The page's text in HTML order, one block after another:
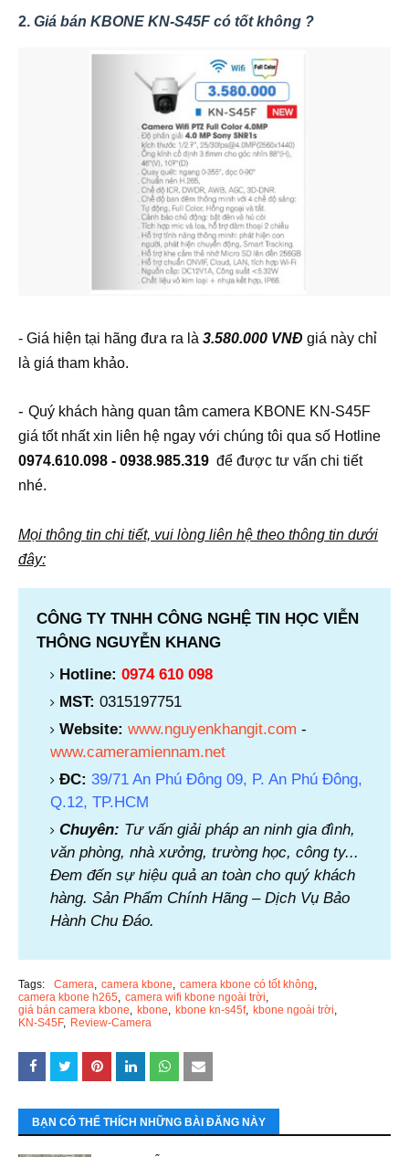
2. Giá bán KBONE KN-S45F có tốt không ?
- Giá hiện tại hãng đưa ra là 3.580.000 VNĐ giá này chỉ
là giá tham khảo.
- Quý khách hàng quan tâm camera KBONE KN-S45F
giá tốt nhất xin liên hệ ngay với chúng tôi qua số Hotline
0974.610.098 - 0938.985.319 để được tư vấn chi tiết
nhé.
Mọi thông tin chi tiết, vui lòng liên hệ theo thông tin dưới
đây:
CÔNG TY TNHH CÔNG NGHỆ TIN HỌC VIỄN
THÔNG NGUYỄN KHANG
Hotline: 0974 610 098
MST: 0315197751
Website: www.nguyenkhangit.com -
www.cameramiennam.net
ĐC: 39/71 An Phú Đông 09, P. An Phú Đông,
Q.12, TP.HCM
Chuyên: Tư vấn giải pháp an ninh gia đình,
văn phòng, nhà xưởng, trường học, công ty...
Đem đến sự hiệu quả an toàn cho quý khách
hàng. Sản Phẩm Chính Hãng – Dịch Vụ Bảo
Hành Chu Đáo.
Tags: Camera camera kbone
camera kbone có tốt không
camera kbone h265
camera wifi kbone ngoài trời
giá bán camera kbone
kbone kbone kn-s45f kbone ngoài trời
KN-S45F
Review-Camera
BẠN CÓ THỂ THÍCH NHỮNG BÀI ĐĂNG NÀY